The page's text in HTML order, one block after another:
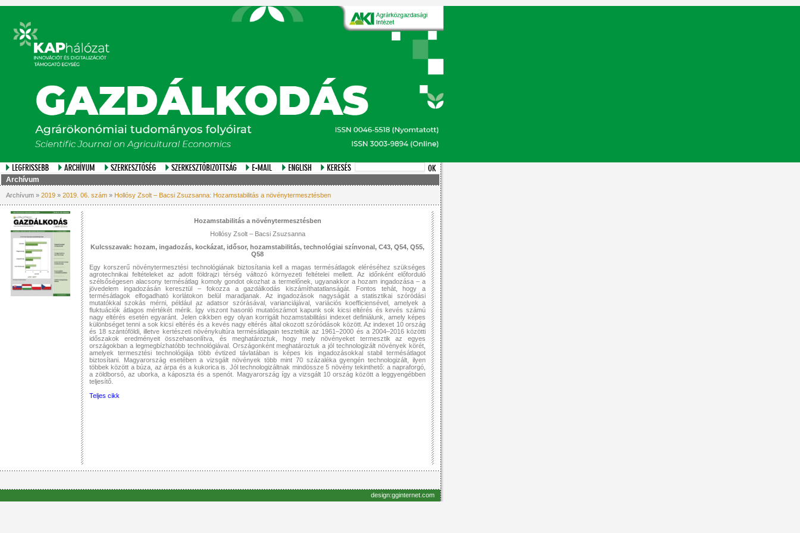
Archívum
Archívum » 2019 » 2019. 06. szám » Hollósy Zsolt – Bacsi Zsuzsanna: Hozamstabilitás a növénytermesztésben
Hozamstabilitás a növénytermesztésben
Hollósy Zsolt – Bacsi Zsuzsanna
Kulcsszavak: hozam, ingadozás, kockázat, idősor, hozamstabilitás, technológiai színvonal, C43, Q54, Q55,
Q58
Egy korszerű növénytermesztési technológiának biztosítania kell a magas termésátlagok eléréséhez szükséges
agrotechnikai feltételeket az adott földrajzi térség változó környezeti feltételei mellett. Az időnként előforduló
szélsőségesen alacsony termésátlag komoly gondot okozhat a termelőnek, ugyanakkor a hozam ingadozása – a
jövedelem ingadozásán keresztül – fokozza a gazdálkodás kiszámíthatatlanságát. Fontos tehát, hogy a
termésátlagok elfogadható korlátokon belül maradjanak. Az ingadozások nagyságát a statisztikai szóródási
mutatókkal szokás mérni, például az adatsor szórásával, varianciájával, variációs koefficiensével, amelyek a
fluktuációk átlagos mértékét mérik. Így viszont hasonló mutatószámot kapunk sok kicsi eltérés és kevés számú
nagy eltérés esetén egyaránt. Jelen cikkben egy olyan korrigált hozamstabilitási indexet definiálunk, amely képes
különbséget tenni a sok kicsi eltérés és a kevés nagy eltérés által okozott szóródások között. Az indexet 10 ország
és 18 szántóföldi, illetve kertészeti növénykultúra termésátlagain teszteltük az 1961–2000 és a 2004–2016 közötti
időszakok eredményeit összehasonlítva, és meghatároztuk, hogy mely növényeket termesztik az egyes
országokban a legmegbízhatóbb technológiával. Országonként meghatároztuk a jól technologizált növények körét,
amelyek termesztési technológiája több évtized távlatában is képes kis ingadozásokkal stabil termésátlagot
biztosítani. Magyarország esetében a vizsgált növények több mint 70 százaléka gyengén technologizált, ilyen
többek között a búza, az árpa és a kukorica is. Jól technologizáltnak mindössze 5 növény tekinthető: a napraforgó,
a zöldborsó, az uborka, a káposzta és a spenót. Magyarország így a vizsgált 10 ország között a leggyengébben
teljesítő.
Teljes cikk
design:gginternet.com